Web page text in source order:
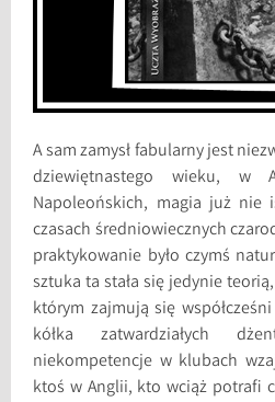
A sam zamysł fabularny jest
dziewiętnastego wieku, w
Napoleońskich, magia już nie
czasach średniowiecznych
praktykowanie było czymś
sztuka ta stała się jedynie
którym zajmują się
kółka zatwardziałych
niekompetencje w klubach
ktoś w Anglii, kto wciąż potrafi